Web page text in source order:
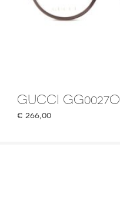
GUCCI GG0027O
€ 266,00